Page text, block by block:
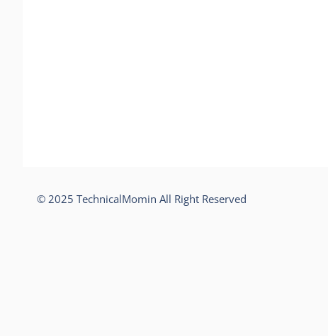
© 2025 TechnicalMomin All Right Reserved